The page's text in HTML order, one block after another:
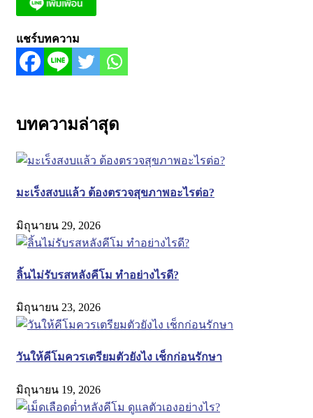
แชร์บทความ
บทความล่าสุด
มะเร็งสงบแล้ว ต้องตรวจสุขภาพอะไรต่อ?
มิถุนายน 29, 2026
ลิ้นไม่รับรสหลังคีโม ทำอย่างไรดี?
มิถุนายน 23, 2026
วันให้คีโมควรเตรียมตัวยังไง เช็กก่อนรักษา
มิถุนายน 19, 2026